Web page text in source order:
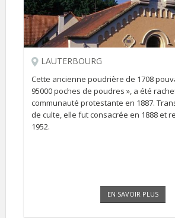
LAUTERBOURG
Cette ancienne poudrière de 1708
95000 poches de poudres », a été
communauté protestante en 1887.
de culte, elle fut consacrée en 1888 et
1952.
EN SAVOIR PLUS